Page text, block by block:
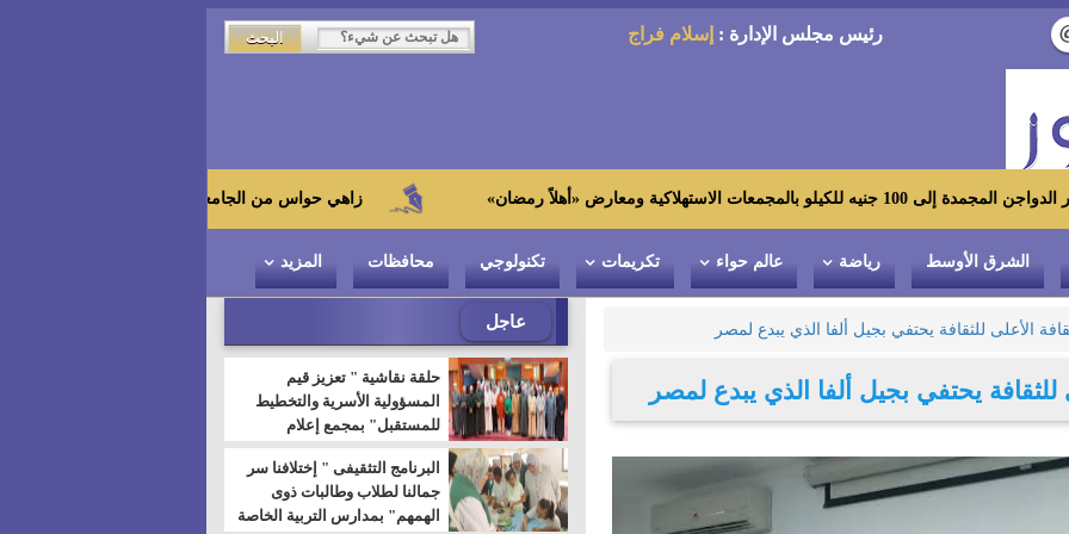
رئيس مجلس الإدارة : إسلام فراج
زاهي حواس من الجامعة اليابانية : "توت عنخ آمون" هو بطل المتحف «أهلاً رمضان»
الشرق الأوسط رياضة عالم حواء تكريمات تكنولوجي محافظات المزيد
الأعلى للثقافة يحتفي بجيل ألفا الذي يبدع لمصر
للثقافة يحتفي بجيل ألفا الذي يبدع لمصر
عاجل
حلقة نقاشية " تعزيز قيم
المسؤولية الأسرية والتخطيط
للمستقبل" بمجمع إعلام
السويس
البرنامج التثقيفى " إختلافنا سر
جمالنا لطلاب وطالبات ذوى
الهمهم" بمدارس التربية الخاصة